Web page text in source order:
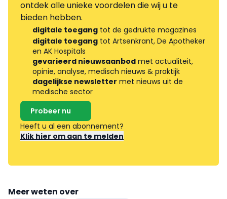
ontdek alle unieke voordelen die wij u te
bieden hebben.
digitale toegang tot de gedrukte magazines
digitale toegang tot Artsenkrant, De Apotheker
en AK Hospitals
gevarieerd nieuwsaanbod met actualiteit,
opinie, analyse, medisch nieuws & praktijk
dagelijkse newsletter met nieuws uit de
medische sector
Probeer nu
Heeft u al een abonnement?
Klik hier om aan te melden
Meer weten over